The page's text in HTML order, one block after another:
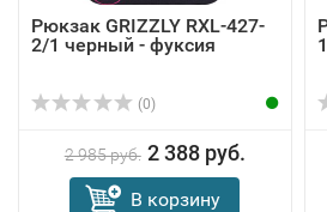
Рюкзак GRIZZLY RXL-427-
2/1 черный - фуксия
(0)
2 985 руб. 2 388 руб.
В корзину